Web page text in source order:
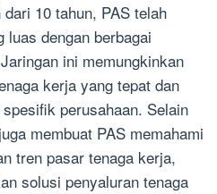
10 tahun, PAS telah
luas dengan berbagai
ini memungkinkan
kerja yang tepat dan
perusahaan. Selain
membuat PAS memahami
tren pasar tenaga kerja,
solusi penyaluran tenaga